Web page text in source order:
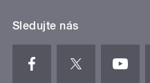
Sledujte nás